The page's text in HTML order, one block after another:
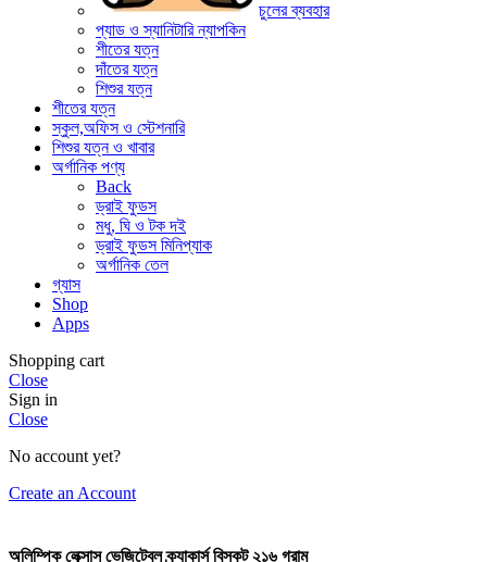
চুলের ব্যবহার
প্যাড ও স্যানিটারি ন্যাপকিন
শীতের যত্ন
দাঁতের যত্ন
শিশুর যত্ন
শীতের যত্ন
স্কুল,অফিস ও স্টেশনারি
শিশুর যত্ন ও খাবার
অর্গানিক পণ্য
Back
ড্রাই ফুডস
মধু, ঘি ও টক দই
ড্রাই ফুডস মিনিপ্যাক
অর্গানিক তেল
গ্যাস
Shop
Apps
Shopping cart
Close
Sign in
Close
No account yet?
Create an Account
অলিম্পিক লেক্সাস ভেজিটেবল ক্র্যাকার্স বিস্কুট ২১৬ গ্রাম